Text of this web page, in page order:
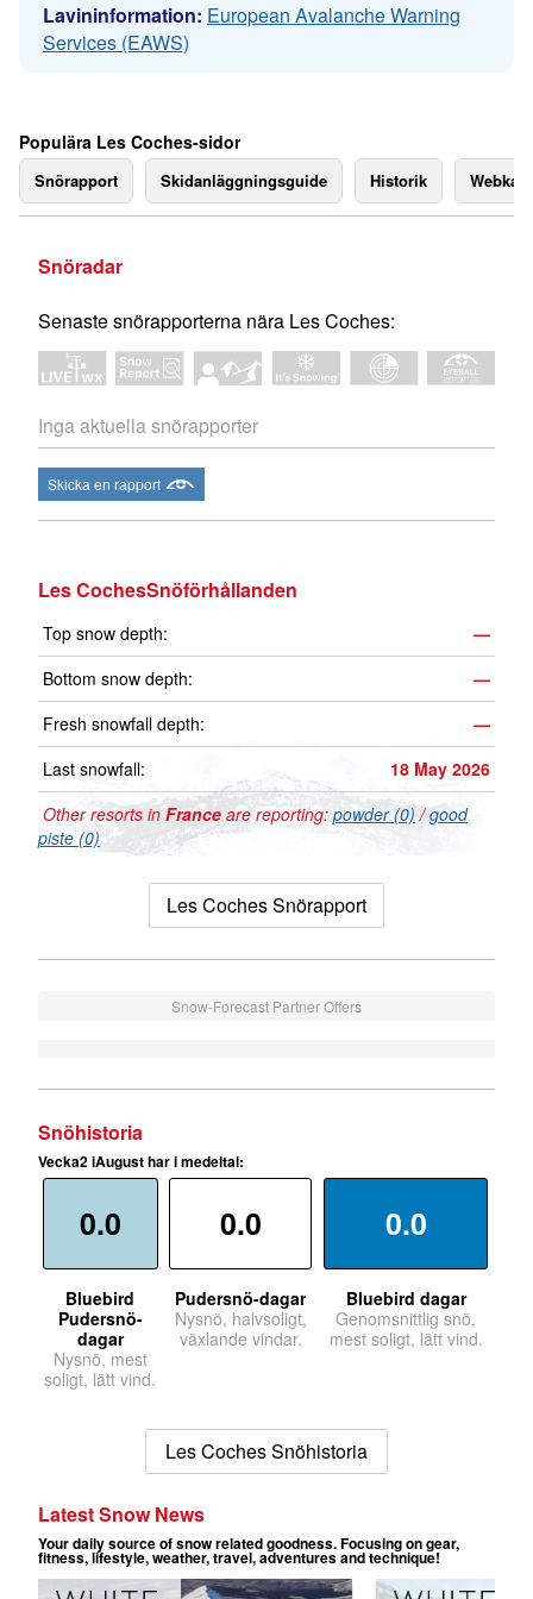
Lavininformation: European Avalanche Warning
Services (EAWS)
Populära Les Coches-sidor
Snörapport Skidanläggningsguide Historik
Snöradar
Senaste snörapporterna nära Les Coches:
Inga aktuella snörapporter
Skicka en rapport
Les CochesSnöförhållanden
Top snow depth:
—
Bottom snow depth:
—
Fresh snowfall depth:
—
Last snowfall:
18 May 2026
Other resorts in France are reporting: powder (0) /good
piste (0)
Les Coches Snörapport
Snow-Forecast Partner Offers
Snöhistoria
Vecka2 iAugust har i medeltal:
0.0
Bluebird
Pudersnö-
dagar
Nysnö, mest
soligt, lätt vind.
0.0
Pudersnö-dagar
Nysnö, halvsoligt,
växlande vindar.
0.0
Bluebird dagar
Genomsnittlig snö,
mest soligt, lätt vind.
Les Coches Snöhistoria